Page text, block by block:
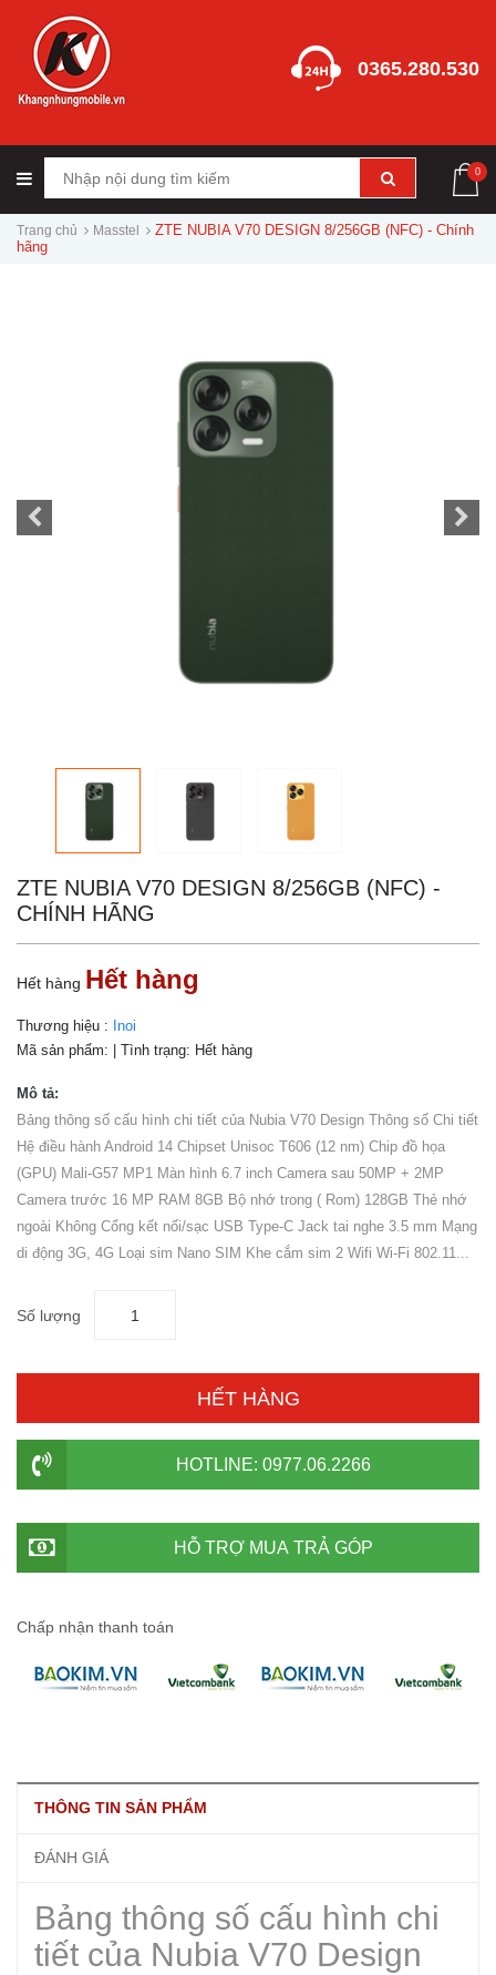
0365.280.530
0
Trang chủ Masstel
ZTE NUBIA V70 DESIGN 8/256GB (NFC) - Chính
hãng
ZTE NUBIA V70 DESIGN 8/256GB (NFC) -
CHÍNH HÃNG
Hết hàng Hết hàng
Thương hiệu : Inoi
Mã sản phẩm:
| Tình trạng: Hết hàng
Mô tả:
Bảng thông số cấu hình chi tiết của Nubia V70 Design Thông số Chi tiết
Hệ điều hành Android 14 Chipset Unisoc T606 (12 nm) Chip đồ họa
(GPU) Mali-G57 MP1 Màn hình 6.7 inch Camera sau 50MP + 2MP
Camera trước 16 MP RAM 8GB Bộ nhớ trong ( Rom) 128GB Thẻ nhớ
ngoài Không Cổng kết nối/sạc USB Type-C Jack tai nghe 3.5 mm Mạng
di động 3G, 4G Loại sim Nano SIM Khe cắm sim 2 Wifi Wi-Fi 802.11...
Số lượng
HẾT HÀNG
HOTLINE: 0977.06.2266
HỖ TRỢ MUA TRẢ GÓP
Chấp nhận thanh toán
THÔNG TIN SẢN PHẨM
ĐÁNH GIÁ
Bảng thông số cấu hình chi
tiết của Nubia V70 Design